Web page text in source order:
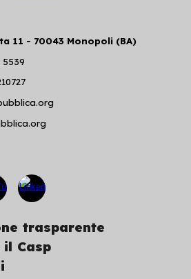
11 - 70043 Monopoli (BA)
5539
trasparente
Casp